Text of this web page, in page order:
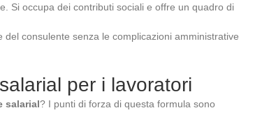
Si occupa dei contributi sociali e offre un quadro di
del consulente senza le complicazioni amministrative
per i lavoratori
salarial? I punti di forza di questa formula sono